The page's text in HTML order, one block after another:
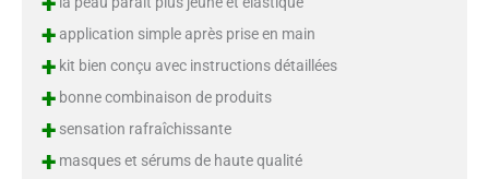
+application simple après prise en main
+kit bien conçu avec instructions détaillées
+bonne combinaison de produits
+sensation rafraîchissante
+masques et sérums de haute qualité